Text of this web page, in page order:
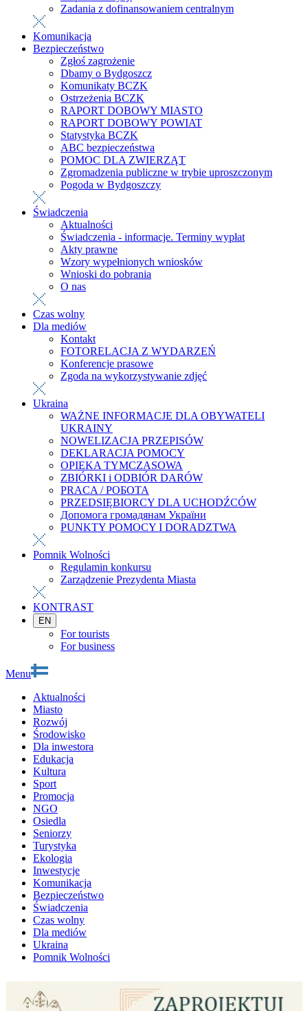
Zadania z dofinansowaniem centralnym
Komunikacja
Bezpieczeństwo
Zgłoś zagrożenie
Dbamy o Bydgoszcz
Komunikaty BCZK
Ostrzeżenia BCZK
RAPORT DOBOWY MIASTO
RAPORT DOBOWY POWIAT
Statystyka BCZK
ABC bezpieczeństwa
POMOC DLA ZWIERZĄT
Zgromadzenia publiczne w trybie uproszczonym
Pogoda w Bydgoszczy
Świadczenia
Aktualności
Świadczenia - informacje. Terminy wypłat
Akty prawne
Wzory wypełnionych wniosków
Wnioski do pobrania
O nas
Czas wolny
Dla mediów
Kontakt
FOTORELACJA Z WYDARZEŃ
Konferencje prasowe
Zgoda na wykorzystywanie zdjęć
Ukraina
WAŻNE INFORMACJE DLA OBYWATELI
UKRAINY
NOWELIZACJA PRZEPISÓW
DEKLARACJA POMOCY
OPIEKA TYMCZASOWA
ZBIÓRKI i ODBIÓR DARÓW
PRACA / РОБОТА
PRZEDSIĘBIORCY DLA UCHODŹCÓW
Допомога громадянам України
PUNKTY POMOCY I DORADZTWA
Pomnik Wolności
Regulamin konkursu
Zarządzenie Prezydenta Miasta
KONTRAST
EN
For tourists
For business
Menu
Aktualności
Miasto
Rozwój
Środowisko
Dla inwestora
Edukacja
Kultura
Sport
Promocja
NGO
Osiedla
Seniorzy
Turystyka
Ekologia
Inwestycje
Komunikacja
Bezpieczeństwo
Świadczenia
Czas wolny
Dla mediów
Ukraina
Pomnik Wolności